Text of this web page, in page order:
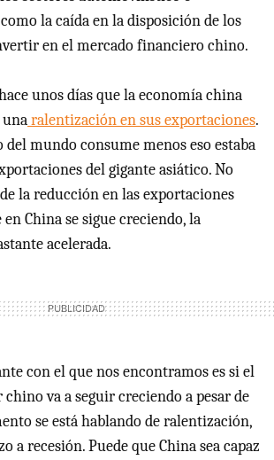
la caída en la disposición de los
en el mercado financiero chino.
unos días que la economía china
ralentización en sus exportaciones.
del mundo consume menos eso estaba
del gigante asiático. No
la reducción en las exportaciones
China se sigue creciendo, la
acelerada.
con el que nos encontramos es si el
va a seguir creciendo a pesar de
se está hablando de ralentización,
a recesión. Puede que China sea capaz